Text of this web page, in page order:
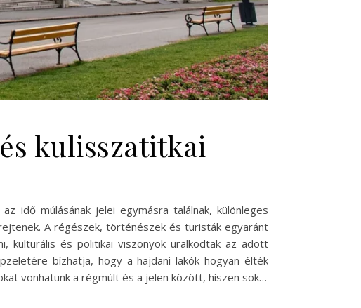
kulisszatitkai
idő múlásának jelei egymásra találnak, különleges
A régészek, történészek és turisták egyaránt
kulturális és politikai viszonyok uralkodtak az adott
bízhatja, hogy a hajdani lakók hogyan élték
vonhatunk a régmúlt és a jelen között, hiszen sok…